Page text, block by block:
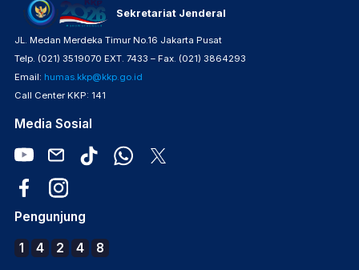
Sekretariat Jenderal
JL. Medan Merdeka Timur No.16 Jakarta Pusat
Telp. (021) 3519070 EXT. 7433 – Fax. (021) 3864293
Email: humas.kkp@kkp.go.id
Call Center KKP: 141
Media Sosial
Pengunjung
1 4 2 4 8